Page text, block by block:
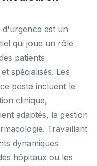
d'urgence est un
qui joue un rôle
patients
spécialisés. Les
poste incluent le
clinique,
adaptés, la gestion
Travaillant
dynamiques
hôpitaux ou les